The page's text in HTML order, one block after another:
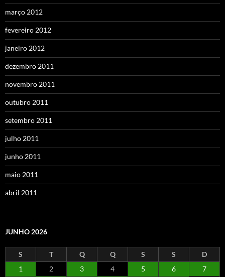
março 2012
fevereiro 2012
janeiro 2012
dezembro 2011
novembro 2011
outubro 2011
setembro 2011
julho 2011
junho 2011
maio 2011
abril 2011
JUNHO 2026
S T Q Q S S
D
1
2 3 4 5 6 7